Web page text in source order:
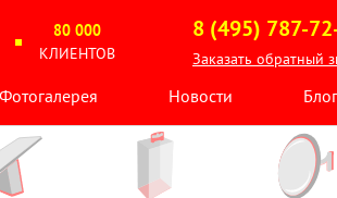
80 000
КЛИЕНТОВ
8 (495) 787-
Заказать обратный
Фотогалерея Новости Блог